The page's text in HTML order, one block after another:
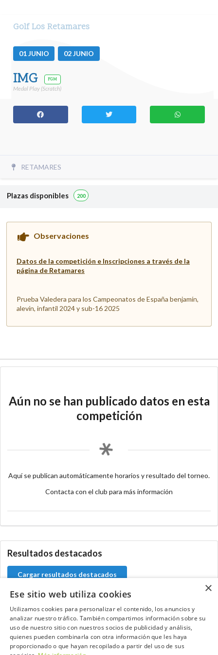
Golf Los Retamares
01JUNIO 02JUNIO
IMG FGM
Medal Play (Scratch)
RETAMARES
Plazas disponibles 200
Observaciones
Datos de la competición e Inscripciones a través de la
página de Retamares
Prueba Valedera para los Campeonatos de España benjamín,
alevín, infantil 2024 y sub-16 2025
Aún no se han publicado datos en esta
competición
Aquí se publican automáticamente horarios y resultado del torneo.
Contacta con el club para más información
Resultados destacados
Cargar resultados destacados
Contacta con el equipo de NextCaddy
Opina Contacta
×
Ese sitio web utiliza cookies
Utilizamos cookies para personalizar el contenido, los anuncios y
analizar nuestro tráfico. También compartimos información sobre su
uso de nuestro sitio con nuestros socios de publicidad y análisis,
quienes pueden combinarla con otra información que les haya
proporcionado o que hayan recopilado a partir del uso de sus